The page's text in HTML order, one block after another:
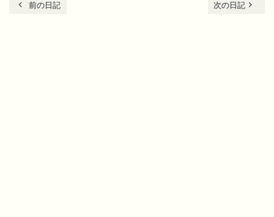
chevron_left 前の日記 次の日記 navigate_next